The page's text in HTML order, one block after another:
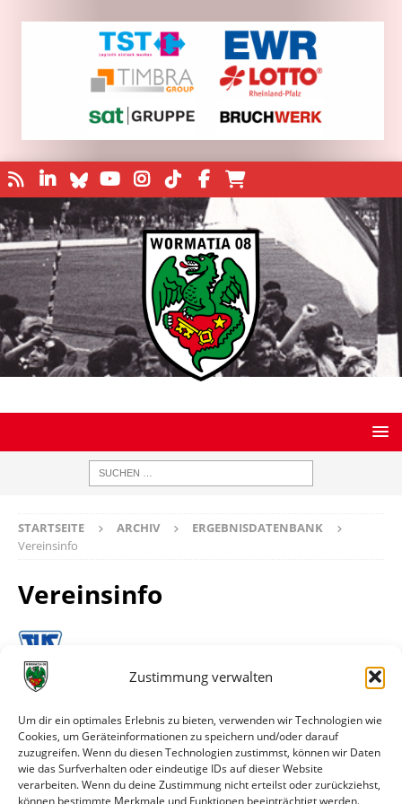
Zustimmung verwalten
Um dir ein optimales Erlebnis zu bieten, verwenden wir Technologien wie
Cookies, um Geräteinformationen zu speichern und/oder darauf
zuzugreifen. Wenn du diesen Technologien zustimmst, können wir Daten
wie das Surfverhalten oder eindeutige IDs auf dieser Website
verarbeiten. Wenn du deine Zustimmung nicht erteilst oder zurückziehst,
können bestimmte Merkmale und Funktionen beeinträchtigt werden.
STARTSEITE ARCHIV
ERGEBNISDATENBANK
Vereinsinfo
Vereinsinfo
Lörrach
Ort Lörrach-Stetten